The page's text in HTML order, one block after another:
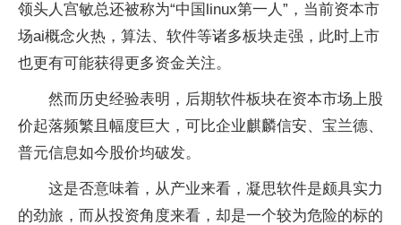
领头人宫敏总还被称为“中国linux第一人”，当前资本市
场ai概念火热，算法、软件等诸多板块走强，此时上市
也更有可能获得更多资金关注。
然而历史经验表明，后期软件板块在资本市场上股
价起落频繁且幅度巨大，可比企业麒麟信安、宝兰德、
普元信息如今股价均破发。
这是否意味着，从产业来看，凝思软件是颇具实力
的劲旅，而从投资角度来看，却是一个较为危险的标的